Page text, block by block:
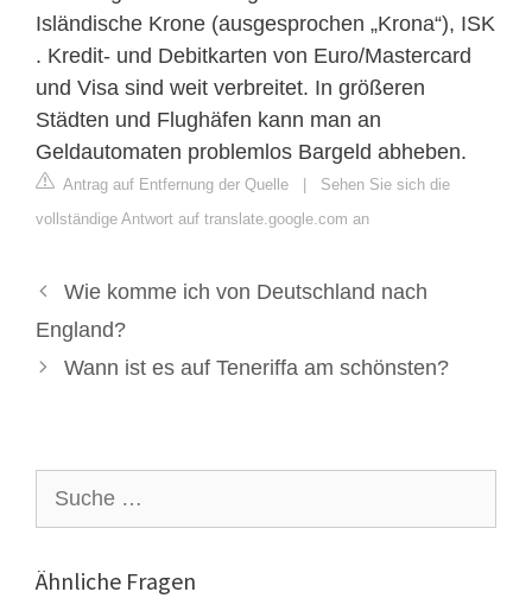
Isländische Krone (ausgesprochen „Krona“), ISK
. Kredit- und Debitkarten von Euro/Mastercard
und Visa sind weit verbreitet. In größeren
Städten und Flughäfen kann man an
Geldautomaten problemlos Bargeld abheben.
Antrag auf Entfernung der Quelle | Sehen Sie sich die
vollständige Antwort auf translate.google.com an
Wie komme ich von Deutschland nach
England?
Wann ist es auf Teneriffa am schönsten?
nach:
Ähnliche Fragen